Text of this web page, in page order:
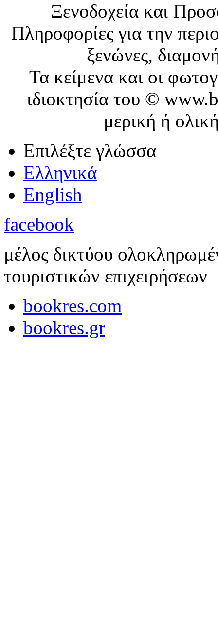
Ξενοδοχεία και
Πληροφορίες για την
ξενώνες,
Τα κείμενα και οι
ιδιοκτησία του ©
μερική ή
Επιλέξτε γλώσσα
Ελληνικά
English
facebook
μέλος δικτύου
τουριστικών επιχειρήσεων
bookres.com
bookres.gr